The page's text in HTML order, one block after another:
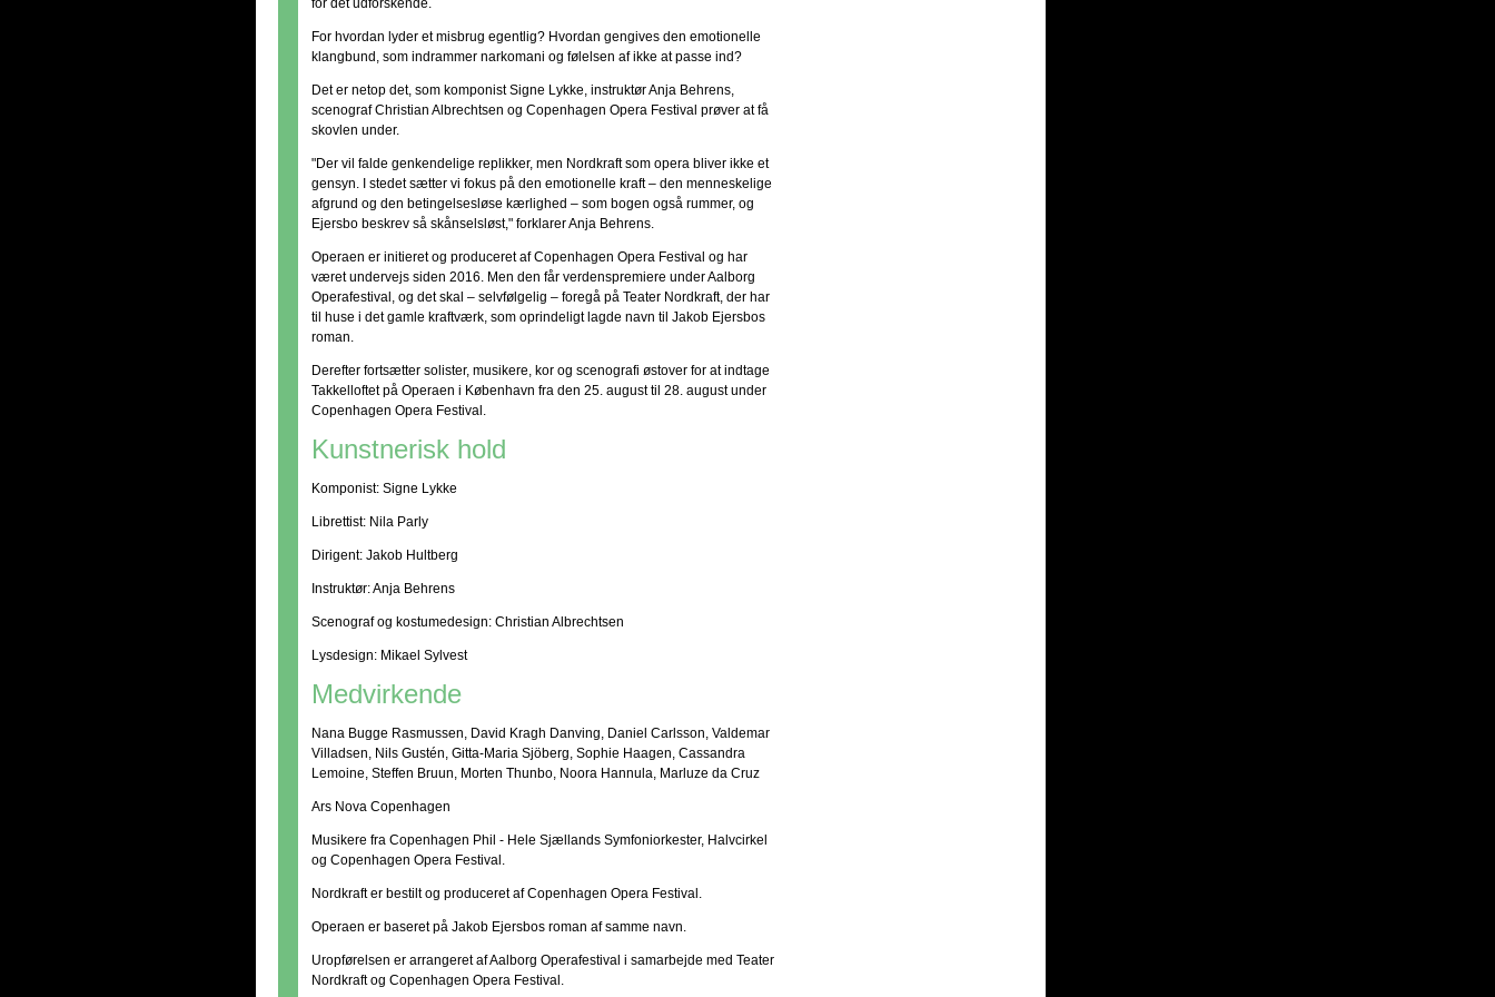
for det udforskende.
For hvordan lyder et misbrug egentlig? Hvordan gengives den emotionelle
klangbund, som indrammer narkomani og følelsen af ikke at passe ind?
Det er netop det, som komponist Signe Lykke, instruktør Anja Behrens,
scenograf Christian Albrechtsen og Copenhagen Opera Festival prøver at få
skovlen under.
"Der vil falde genkendelige replikker, men Nordkraft som opera bliver ikke et
gensyn. I stedet sætter vi fokus på den emotionelle kraft – den menneskelige
afgrund og den betingelsesløse kærlighed – som bogen også rummer, og
Ejersbo beskrev så skånselsløst," forklarer Anja Behrens.
Operaen er initieret og produceret af Copenhagen Opera Festival og har
været undervejs siden 2016. Men den får verdenspremiere under Aalborg
Operafestival, og det skal – selvfølgelig – foregå på Teater Nordkraft, der har
til huse i det gamle kraftværk, som oprindeligt lagde navn til Jakob Ejersbos
roman.
Derefter fortsætter solister, musikere, kor og scenografi østover for at indtage
Takkelloftet på Operaen i København fra den 25. august til 28. august under
Copenhagen Opera Festival.
Kunstnerisk hold
Komponist: Signe Lykke
Librettist: Nila Parly
Dirigent: Jakob Hultberg
Instruktør: Anja Behrens
Scenograf og kostumedesign: Christian Albrechtsen
Lysdesign: Mikael Sylvest
Medvirkende
Nana Bugge Rasmussen, David Kragh Danving, Daniel Carlsson, Valdemar
Villadsen, Nils Gustén, Gitta-Maria Sjöberg, Sophie Haagen, Cassandra
Lemoine, Steffen Bruun, Morten Thunbo, Noora Hannula, Marluze da Cruz
Ars Nova Copenhagen
Musikere fra Copenhagen Phil - Hele Sjællands Symfoniorkester, Halvcirkel
og Copenhagen Opera Festival.
Nordkraft er bestilt og produceret af Copenhagen Opera Festival.
Operaen er baseret på Jakob Ejersbos roman af samme navn.
Uropførelsen er arrangeret af Aalborg Operafestival i samarbejde med Teater
Nordkraft og Copenhagen Opera Festival.